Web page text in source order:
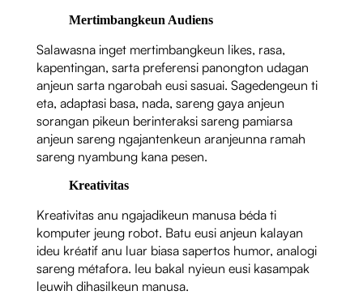
Mertimbangkeun Audiens
Salawasna inget mertimbangkeun likes, rasa,
kapentingan, sarta preferensi panongton udagan
anjeun sarta ngarobah eusi sasuai. Sagedengeun ti
eta, adaptasi basa, nada, sareng gaya anjeun
sorangan pikeun berinteraksi sareng pamiarsa
anjeun sareng ngajantenkeun aranjeunna ramah
sareng nyambung kana pesen.
Kreativitas
Kreativitas anu ngajadikeun manusa béda ti
komputer jeung robot. Batu eusi anjeun kalayan
ideu kréatif anu luar biasa sapertos humor, analogi
sareng métafora. Ieu bakal nyieun eusi kasampak
leuwih dihasilkeun manusa.